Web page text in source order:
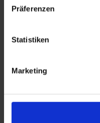
Präferenzen
Statistiken
Marketing